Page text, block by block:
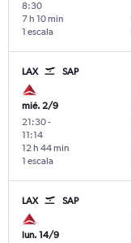
8:30
1 escala
7 h 10 min
LAX SAP
mié. 2/9
21:30-
11:14
1 escala
12 h 44 min
LAX SAP
lun. 14/9